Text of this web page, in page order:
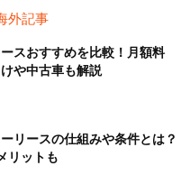
外記事
スおすすめを比較！月額料
や中古車も解説
リースの仕組みや条件とは？
リットも